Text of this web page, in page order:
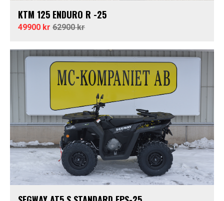
KTM 125 ENDURO R -25
49900 kr 62900 kr